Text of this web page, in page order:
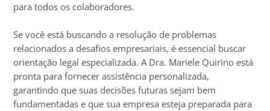
para todos os colaboradores.
Se você está buscando a resolução de problemas
relacionados a desafios empresariais, é essencial buscar
orientação legal especializada. A Dra. Mariele Quirino está
pronta para fornecer assistência personalizada,
garantindo que suas decisões futuras sejam bem
fundamentadas e que sua empresa esteja preparada para